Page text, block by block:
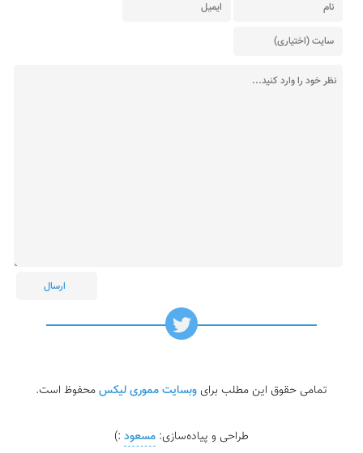
تمامی حقوق این مطلب برای وبسایت مموری لیکسمحفوظ است.
طراحی و پیاده‌سازی: مسعود :)